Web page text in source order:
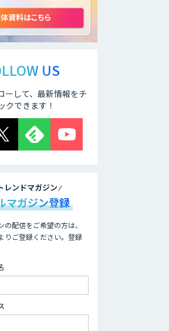
US
ーして、最新情報をチ
クできます！
レンドマガジン
マガジン登録
の配信をご希望の方は、
りご登録ください。登録